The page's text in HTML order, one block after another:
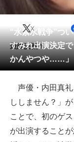
会員記事
メディア
注目記事を集め
ITの今と未来を見
スマホと通信の
進化するPCとデ
“水素水戦争”つ
すみれ出演決定
かんやつや……」
X
最終決戦！
声優・内田真礼
ししません？」
ことで、初のゲ
が出演すること